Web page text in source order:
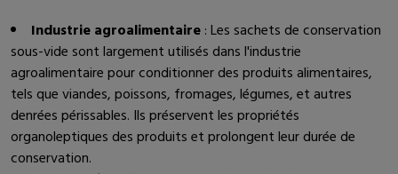
Industrie agroalimentaire: Les sachets de conservation
sous-vide sont largement utilisés dans l'industrie
agroalimentaire pour conditionner des produits alimentaires,
tels que viandes, poissons, fromages, légumes, et autres
denrées périssables. Ils préservent les propriétés
organoleptiques des produits et prolongent leur durée de
conservation.